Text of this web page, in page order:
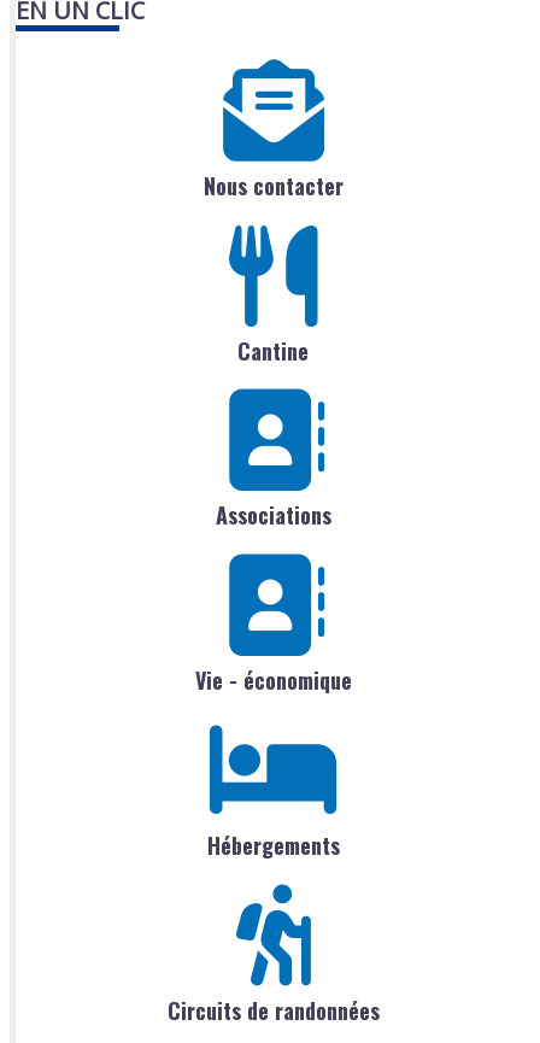
EN UN CLIC
Nous contacter
Cantine
Associations
Vie - économique
Hébergements
Circuits de randonnées